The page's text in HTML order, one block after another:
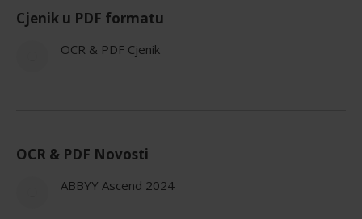
Cjenik u PDF formatu
OCR & PDF Cjenik
OCR & PDF Novosti
ABBYY Ascend 2024